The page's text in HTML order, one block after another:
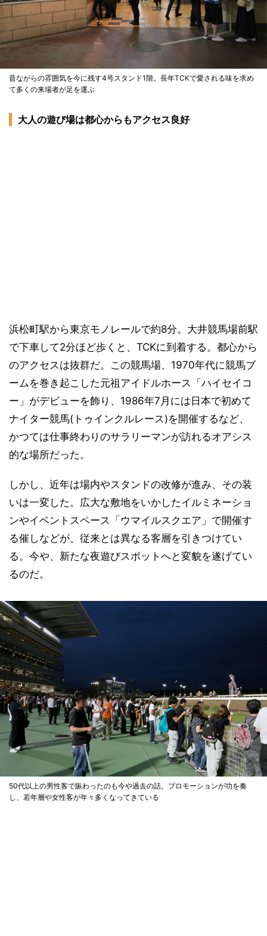
昔ながらの雰囲気を今に残す4号スタンド1階。長年TCKで愛される味を求め
て多くの来場者が足を運ぶ
大人の遊び場は都心からもアクセス良好
浜松町駅から東京モノレールで約8分。大井競馬場前駅
で下車して2分ほど歩くと、TCKに到着する。都心から
のアクセスは抜群だ。この競馬場、1970年代に競馬ブ
ームを巻き起こした元祖アイドルホース「ハイセイコ
ー」がデビューを飾り、1986年7月には日本で初めて
ナイター競馬(トゥインクルレース)を開催するなど、
かつては仕事終わりのサラリーマンが訪れるオアシス
的な場所だった。
しかし、近年は場内やスタンドの改修が進み、その装
いは一変した。広大な敷地をいかしたイルミネーショ
ンやイベントスペース「ウマイルスクエア」で開催す
る催しなどが、従来とは異なる客層を引きつけてい
る。今や、新たな夜遊びスポットへと変貌を遂げてい
るのだ。
50代以上の男性客で賑わったのも今や過去の話。プロモーションが功を奏
し、若年層や女性客が年々多くなってきている